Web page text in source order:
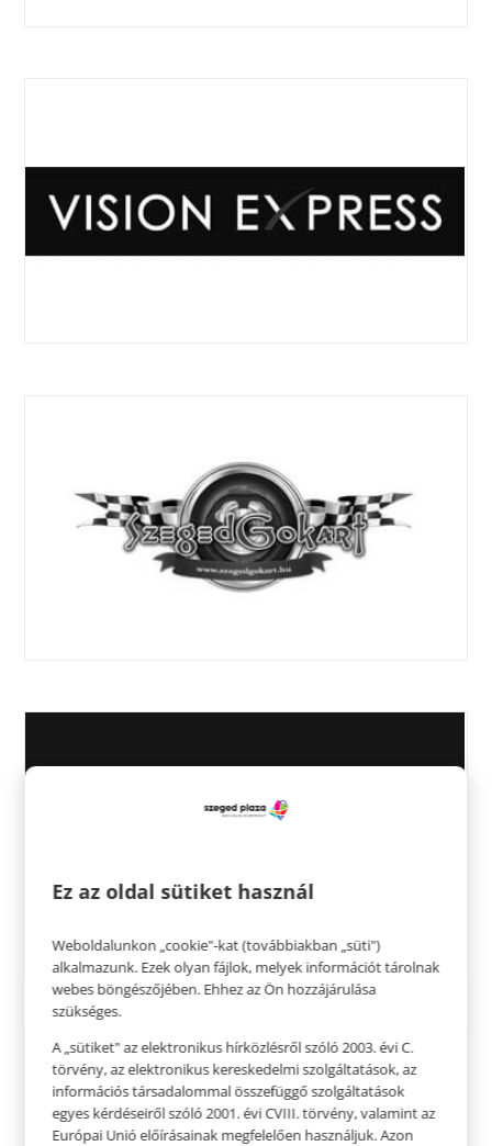
Ez az oldal sütiket használ
Weboldalunkon „cookie"-kat (továbbiakban „süti")
alkalmazunk. Ezek olyan fájlok, melyek információt tárolnak
webes böngészőjében. Ehhez az Ön hozzájárulása
szükséges.
A „sütiket" az elektronikus hírközlésről szóló 2003. évi C.
törvény, az elektronikus kereskedelmi szolgáltatások, az
információs társadalommal összefüggő szolgáltatások
egyes kérdéseiről szóló 2001. évi CVIII. törvény, valamint az
Európai Unió előírásainak megfelelően használjuk. Azon